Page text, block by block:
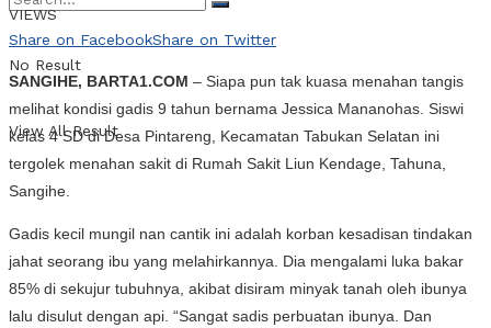
No Result
View All Result
VIEWS
Share on FacebookShare on Twitter
SANGIHE, BARTA1.COM – Siapa pun tak kuasa menahan tangis
melihat kondisi gadis 9 tahun bernama Jessica Mananohas. Siswi
kelas 4 SD di Desa Pintareng, Kecamatan Tabukan Selatan ini
tergolek menahan sakit di Rumah Sakit Liun Kendage, Tahuna,
Sangihe.
Gadis kecil mungil nan cantik ini adalah korban kesadisan tindakan
jahat seorang ibu yang melahirkannya. Dia mengalami luka bakar
85% di sekujur tubuhnya, akibat disiram minyak tanah oleh ibunya
lalu disulut dengan api. “Sangat sadis perbuatan ibunya. Dan